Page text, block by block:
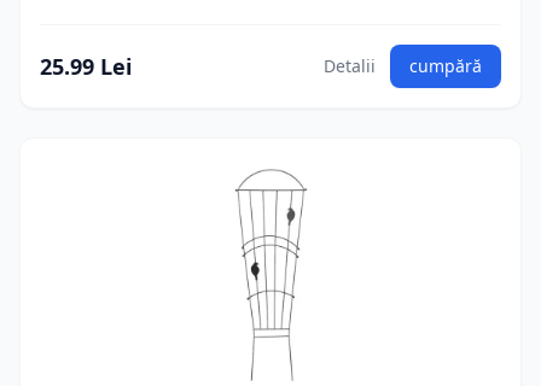
25.99 Lei Detalii cumpără